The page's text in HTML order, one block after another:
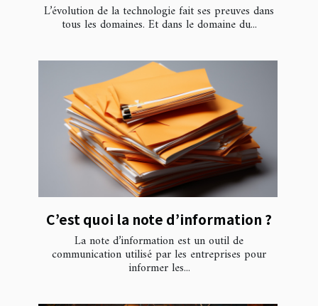
L’évolution de la technologie fait ses preuves dans
tous les domaines. Et dans le domaine du...
C’est quoi la note d’information ?
La note d’information est un outil de
communication utilisé par les entreprises pour
informer les...